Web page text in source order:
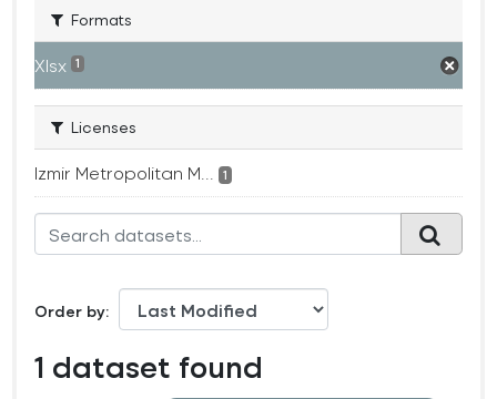
Formats
Xlsx 1
Licenses
Izmir Metropolitan M... 1
Order by
1 dataset found